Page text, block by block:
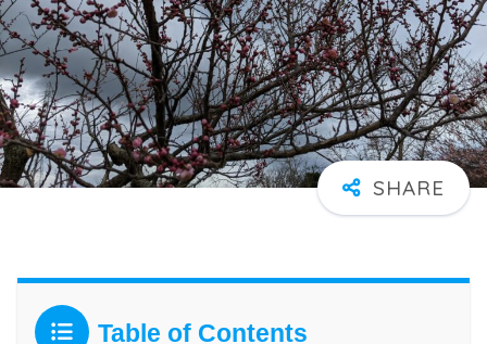
Table of Contents